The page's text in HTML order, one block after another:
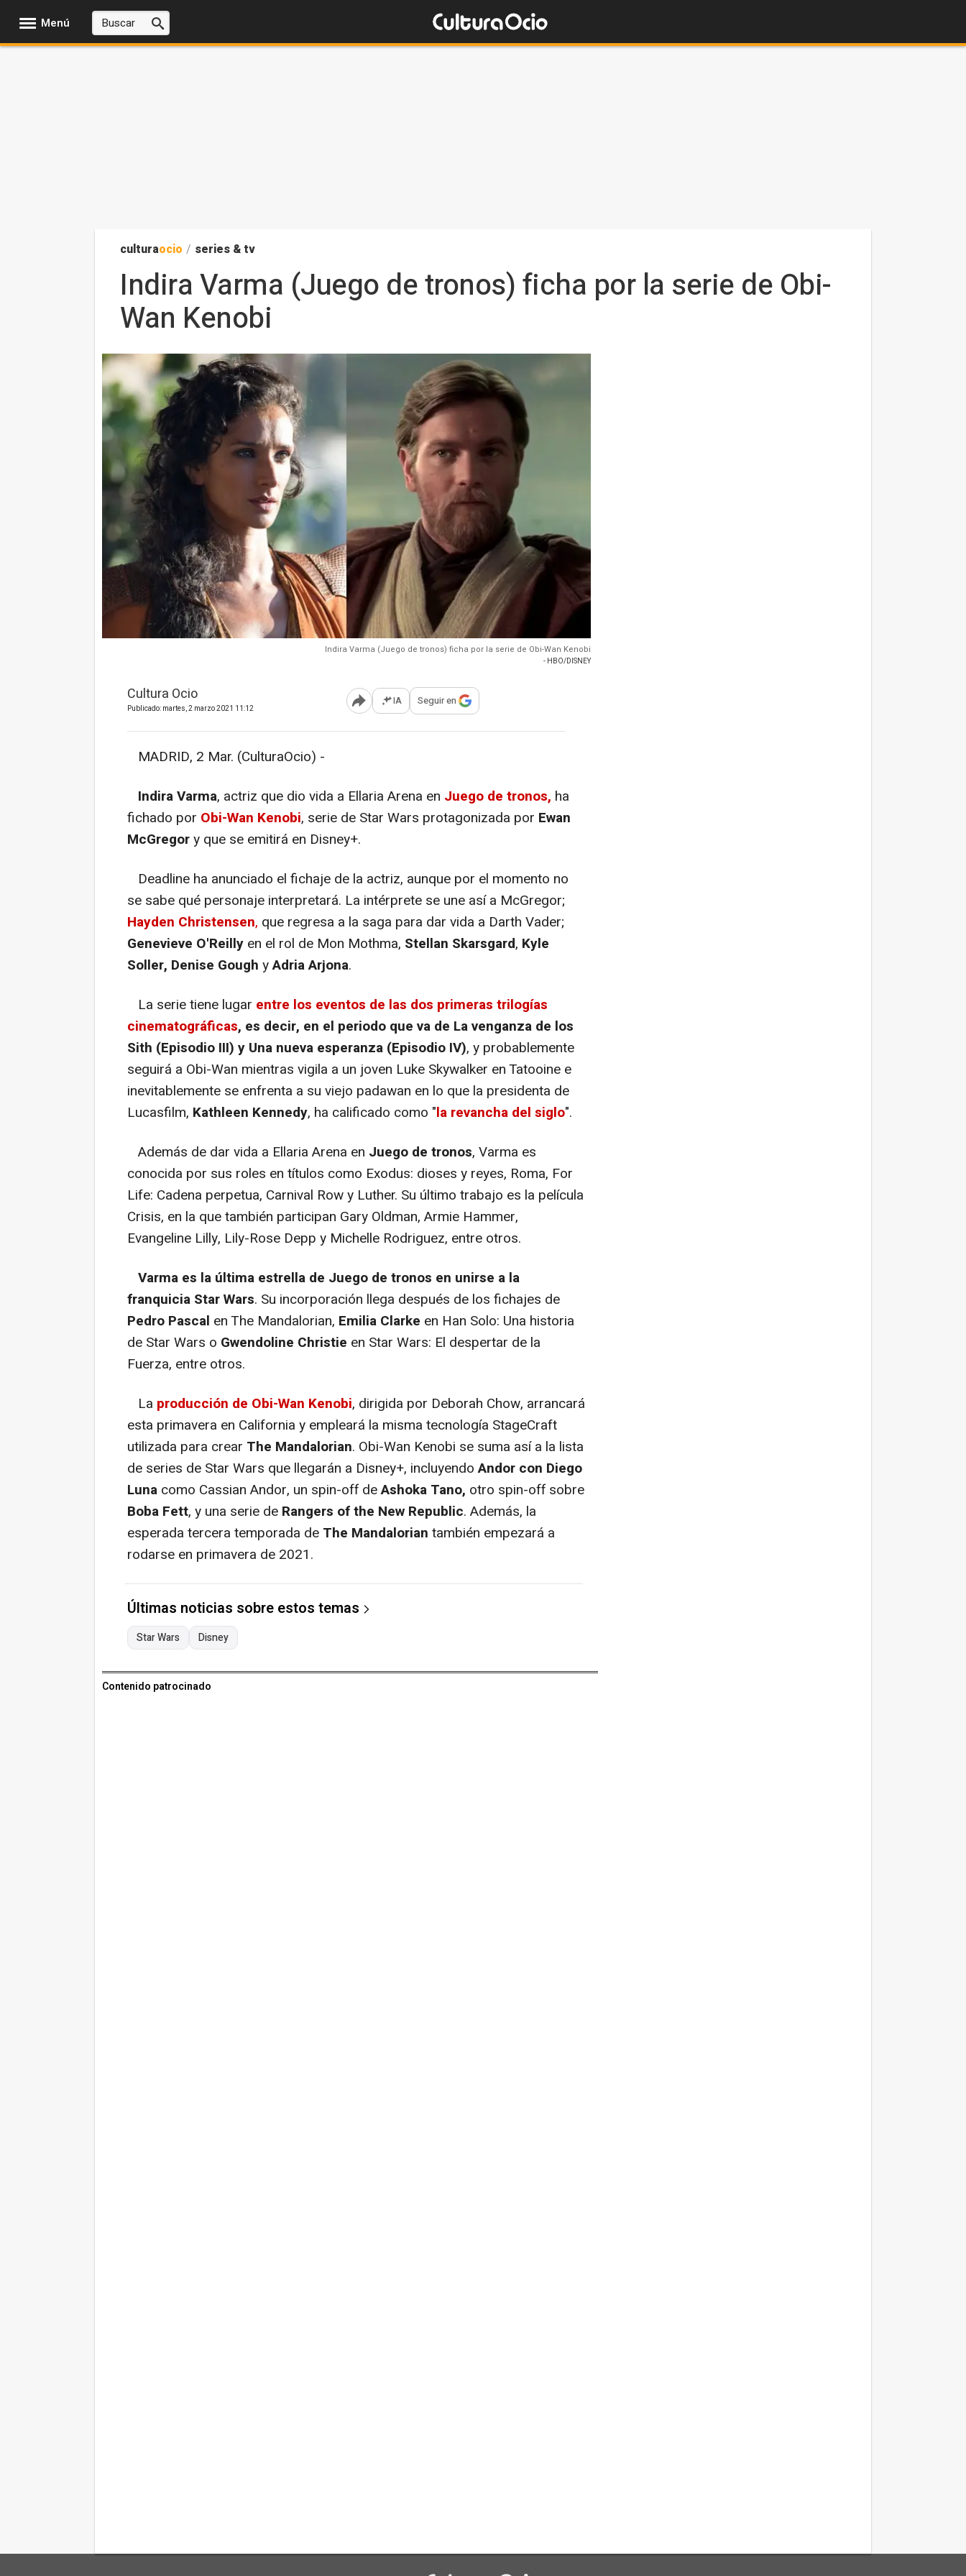
Menú
culturaocio / series & tv
Indira Varma (Juego de tronos) ficha por la serie de Obi-
Wan Kenobi
Indira Varma (Juego de tronos) ficha por la serie de Obi-Wan Kenobi
- HBO/DISNEY
Cultura Ocio
Publicado: martes, 2 marzo 2021 11:12 Abrir opciones para compartir
IA Seguir en
MADRID, 2 Mar. (CulturaOcio) -
Indira Varma, actriz que dio vida a Ellaria Arena en Juego de tronos, ha
fichado por Obi-Wan Kenobi, serie de Star Wars protagonizada por Ewan
McGregory que se emitirá en Disney+.
Deadline ha anunciado el fichaje de la actriz, aunque por el momento no
se sabe qué personaje interpretará. La intérprete se une así a McGregor;
Hayden Christensen, que regresa a la saga para dar vida a Darth Vader;
Genevieve O'Reilly en el rol de Mon Mothma, Stellan Skarsgard, Kyle
Soller, Denise Gough yAdria Arjona.
La serie tiene lugar entre los eventos de las dos primeras trilogías
cinematográficas, es decir, en el periodo que va de La venganza de los
Sith (Episodio III) y Una nueva esperanza (Episodio IV), y probablemente
seguirá a Obi-Wan mientras vigila a un joven Luke Skywalker en Tatooine e
inevitablemente se enfrenta a su viejo padawan en lo que la presidenta de
Lucasfilm, Kathleen Kennedy, ha calificado como "la revancha del siglo".
Además de dar vida a Ellaria Arena en Juego de tronos, Varma es
conocida por sus roles en títulos como Exodus: dioses y reyes, Roma, For
Life: Cadena perpetua, Carnival Rowy Luther. Su último trabajo es la película
Crisis, en la que también participan Gary Oldman, Armie Hammer,
Evangeline Lilly, Lily-Rose Depp y Michelle Rodriguez, entre otros.
Varma es la última estrella de Juego de tronos en unirse a la
franquicia Star Wars. Su incorporación llega después de los fichajes de
Pedro Pascal en The Mandalorian, Emilia Clarke en Han Solo: Una historia
de Star Wars o Gwendoline Christie en Star Wars: El despertar de la
Fuerza, entre otros.
La producción de Obi-Wan Kenobi, dirigida por Deborah Chow, arrancará
esta primavera en California y empleará la misma tecnología StageCraft
utilizada para crear The Mandalorian. Obi-Wan Kenobi se suma así a la lista
de series de Star Wars que llegarán a Disney+, incluyendoAndor con Diego
Luna como Cassian Andor, un spin-off deAshoka Tano, otro spin-off sobre
Boba Fett, y una serie de Rangers of the New Republic. Además, la
esperada tercera temporada de The Mandalorian también empezará a
rodarse en primavera de 2021.
Últimas noticias sobre estos temas
Star Wars Disney
Contenido patrocinado